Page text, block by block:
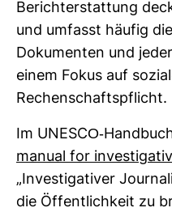
Bericht­erstat­tung
und umfasst häufig
Doku­menten und
einem Fokus auf
Rechen­schafts­pflicht.
Im UNESCO-​
manual for
„Inves­ti­ga­tiver
die Öffent­lich­keit zu